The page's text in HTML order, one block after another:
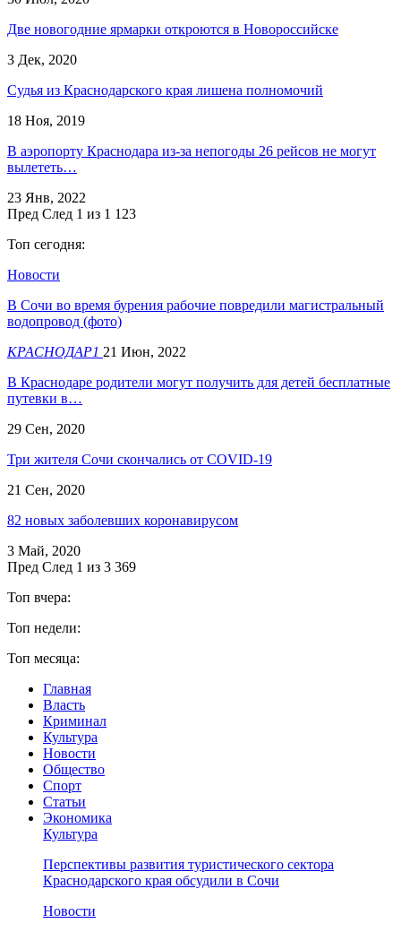
Две новогодние ярмарки откроются в Новороссийске
3 Дек, 2020
Судья из Краснодарского края лишена полномочий
18 Ноя, 2019
В аэропорту Краснодара из-за непогоды 26 рейсов не могут
вылететь…
23 Янв, 2022
Пред След 1 из 1 123
Топ сегодня:
Новости
​В Сочи во время бурения рабочие повредили магистральный
водопровод (фото)
КРАСНОДАР1 21 Июн, 2022
В Краснодаре родители могут получить для детей бесплатные
путевки в…
29 Сен, 2020
Три жителя Сочи скончались от COVID-19
21 Сен, 2020
82 новых заболевших коронавирусом
3 Май, 2020
Пред След 1 из 3 369
Топ вчера:
Топ недели:
Топ месяца:
Главная
Власть
Криминал
Культура
Новости
Общество
Спорт
Статьи
Экономика
Культура
Перспективы развития туристического сектора
Краснодарского края обсудили в Сочи
Новости